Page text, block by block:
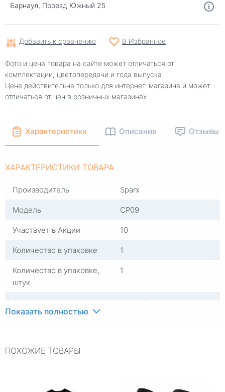
Барнаул, Проезд Южный 25
Добавить к сравнению В Избранное
Фото и цена товара на сайте может отличаться от
комплектации, цветопередачи и года выпуска
Цена действительна только для интернет-магазина и может
отличаться от цен в розничных магазинах
Характеристики Описание Отзывы
ХАРАКТЕРИСТИКИ ТОВАРА
Производитель
Sparx
Модель
СР09
Участвует в Акции
10
Количество в упаковке
1
Количество в упаковке,
штук
1
Сезон
На любой сезон
Показать полностью
ПОХОЖИЕ ТОВАРЫ